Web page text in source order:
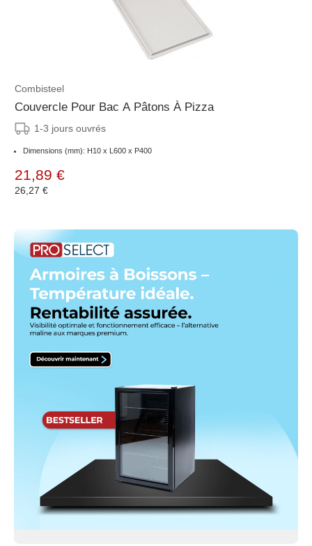
Combisteel
Couvercle Pour Bac A Pâtons À Pizza
1-3 jours ouvrés
Dimensions (mm): H10 x L600 x P400
21,89 €
26,27 €